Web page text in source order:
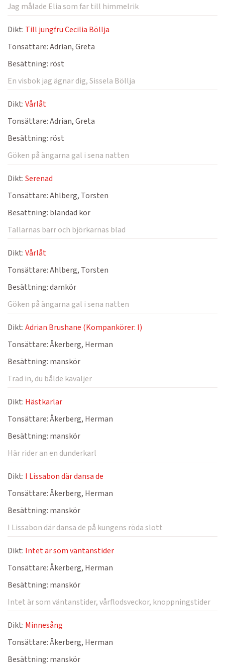
Jag målade Elia som far till himmelrik
Dikt: Till jungfru Cecilia Böllja
Tonsättare:Adrian, Greta
Besättning: röst
En visbok jag ägnar dig, Sissela Böllja
Dikt:Vårlåt
Tonsättare:Adrian, Greta
Besättning: röst
Göken på ängarna gal i sena natten
Dikt:Serenad
Tonsättare:Ahlberg, Torsten
Besättning: blandad kör
Tallarnas barr och björkarnas blad
Dikt:Vårlåt
Tonsättare:Ahlberg, Torsten
Besättning:damkör
Göken på ängarna gal i sena natten
Dikt:Adrian Brushane (Kompankörer: I)
Tonsättare:Åkerberg, Herman
Besättning: manskör
Träd in, du bålde kavaljer
Dikt: Hästkarlar
Tonsättare:Åkerberg, Herman
Besättning: manskör
Här rider an en dunderkarl
Dikt: I Lissabon där dansa de
Tonsättare:Åkerberg, Herman
Besättning: manskör
I Lissabon där dansa de på kungens röda slott
Dikt: Intet är som väntanstider
Tonsättare:Åkerberg, Herman
Besättning: manskör
Intet är som väntanstider, vårflodsveckor, knoppningstider
Dikt: Minnesång
Tonsättare:Åkerberg, Herman
Besättning: manskör